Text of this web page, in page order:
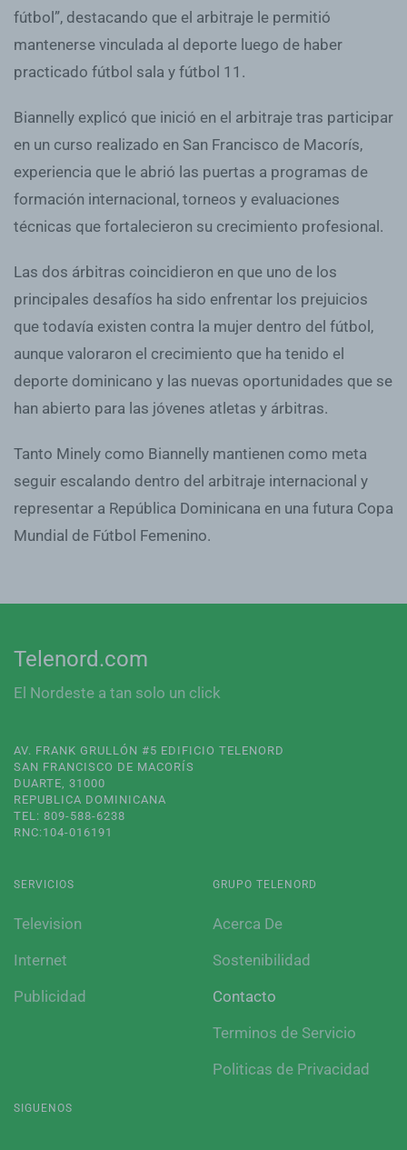
fútbol”, destacando que el arbitraje le permitió
mantenerse vinculada al deporte luego de haber
practicado fútbol sala y fútbol 11.
Biannelly explicó que inició en el arbitraje tras participar
en un curso realizado en San Francisco de Macorís,
experiencia que le abrió las puertas a programas de
formación internacional, torneos y evaluaciones
técnicas que fortalecieron su crecimiento profesional.
Las dos árbitras coincidieron en que uno de los
principales desafíos ha sido enfrentar los prejuicios
que todavía existen contra la mujer dentro del fútbol,
aunque valoraron el crecimiento que ha tenido el
deporte dominicano y las nuevas oportunidades que se
han abierto para las jóvenes atletas y árbitras.
Tanto Minely como Biannelly mantienen como meta
seguir escalando dentro del arbitraje internacional y
representar a República Dominicana en una futura Copa
Mundial de Fútbol Femenino.
Telenord.com
El Nordeste a tan solo un click
AV. FRANK GRULLÓN #5 EDIFICIO TELENORD
SAN FRANCISCO DE MACORÍS
DUARTE, 31000
REPUBLICA DOMINICANA
TEL: 809-588-6238
RNC:104-016191
SERVICIOS
Television
Internet
Publicidad
GRUPO TELENORD
Acerca De
Sostenibilidad
Contacto
Terminos de Servicio
Politicas de Privacidad
SIGUENOS